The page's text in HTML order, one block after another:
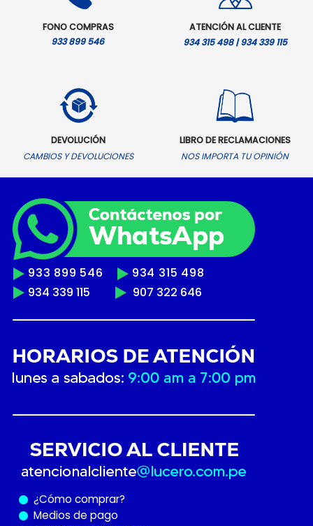
FONO COMPRAS
933 899 546
ATENCIÓN AL CLIENTE
934 315 498 | 934 339 115
DEVOLUCIÓN
CAMBIOS Y DEVOLUCIONES
LIBRO DE RECLAMACIONES
NOS IMPORTA TU OPINIÓN
933 899 546
934 315 498
934 339 115
907 322 646
¿Cómo comprar?
Medios de pago